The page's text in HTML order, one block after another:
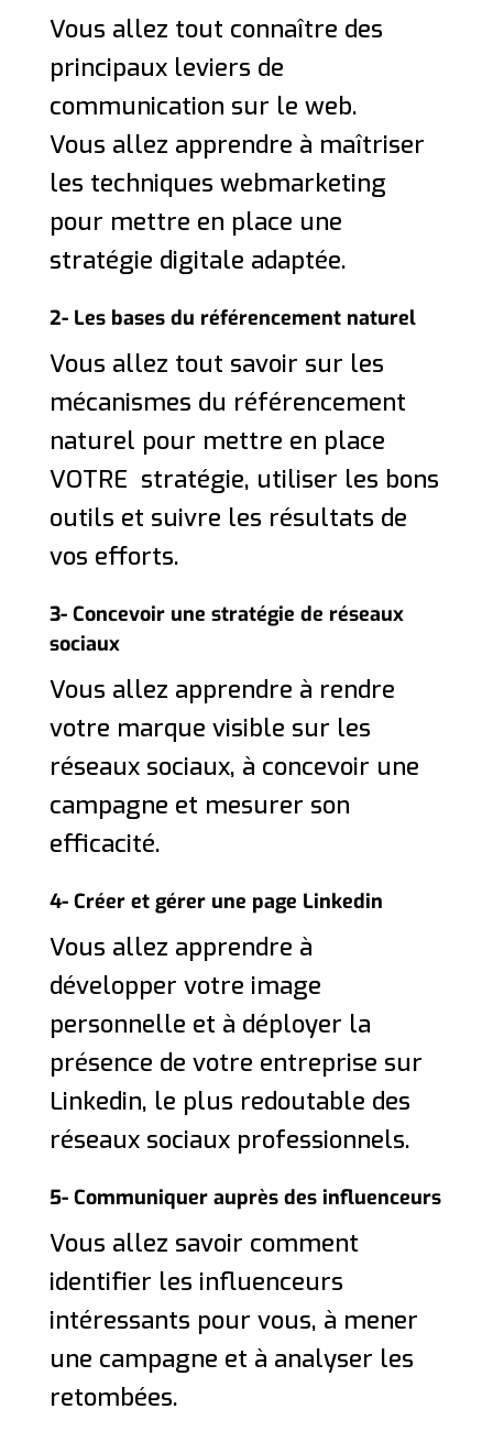
Vous allez tout connaître des
principaux leviers de
communication sur le web.
Vous allez apprendre à maîtriser
les techniques webmarketing
pour mettre en place une
stratégie digitale adaptée.
2- Les bases du référencement naturel
Vous allez tout savoir sur les
mécanismes du référencement
naturel pour mettre en place
VOTRE stratégie, utiliser les bons
outils et suivre les résultats de
vos efforts.
3- Concevoir une stratégie de réseaux
sociaux
Vous allez apprendre à rendre
votre marque visible sur les
réseaux sociaux, à concevoir une
campagne et mesurer son
efficacité.
4- Créer et gérer une page Linkedin
Vous allez apprendre à
développer votre image
personnelle et à déployer la
présence de votre entreprise sur
Linkedin, le plus redoutable des
réseaux sociaux professionnels.
5- Communiquer auprès des influenceurs
Vous allez savoir comment
identifier les influenceurs
intéressants pour vous, à mener
une campagne et à analyser les
retombées.